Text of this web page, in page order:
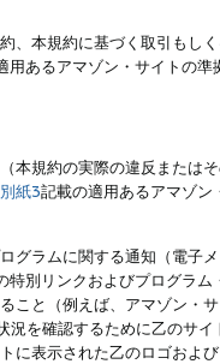
、本規約に基づく取引もし
用あるアマゾン・サイトの
本規約の実際の違反または
別紙3記載の適用あるアマゾン
グラムに関する通知（電子
特別リンクおよびプログラ
こと（例えば、アマゾン・
況を確認するために乙のサ
に表示された乙のロゴおよ